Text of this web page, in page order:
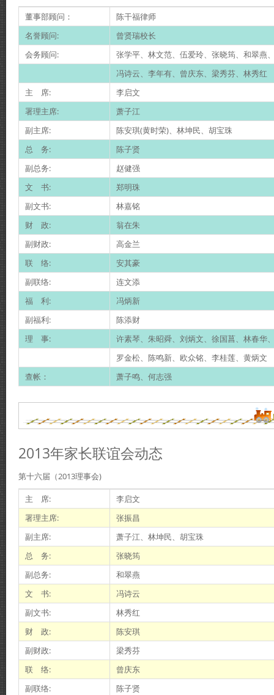
董事部顾问：
陈干福律师
名誉顾问:
曾贤瑞校长
会务顾问:
张学平、林文范、伍爱玲、张晓筠、和翠燕
冯诗云、李年有、曾庆东、梁秀芬、林秀红
主 席:
李启文
署理主席:
萧子江
副主席:
陈安琪(黄时荣)、林坤民、胡宝珠
总 务:
陈子贤
副总务:
赵健强
文 书:
郑明珠
副文书:
林嘉铭
财 政:
翁在朱
副财政:
高金兰
联 络:
安其豪
副联络:
连文添
福 利:
冯炳新
副福利:
陈添财
理 事:
许素琴、朱昭舜、刘炳文、徐国菖、林春华
罗金松、陈鸣新、欧众铭、李桂莲、黄炳文
查帐：
萧子鸣、何志强
2013年家长联谊会动态
第十六届（2013理事会)
主 席:
李启文
署理主席:
张振昌
副主席:
萧子江、林坤民、胡宝珠
总 务:
张晓筠
副总务:
和翠燕
文 书:
冯诗云
副文书:
林秀红
财 政:
陈安琪
副财政:
梁秀芬
联 络:
曾庆东
副联络:
陈子贤